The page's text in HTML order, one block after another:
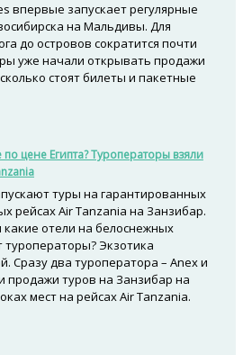
впервые запускает регулярные
на Мальдивы. Для
до островов сократится почти
уже начали открывать продажи
стоят билеты и пакетные
цене Египта? Туроператоры взяли
туры на гарантированных
рейсах Air Tanzania на Занзибар.
какие отели на белоснежных
Экзотика
Сразу два туроператора – Anex и
продажи туров на Занзибар на
мест на рейсах Air Tanzania.